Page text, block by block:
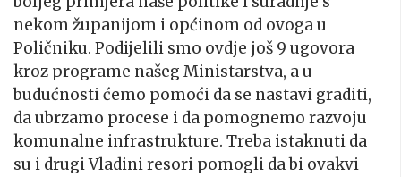
nekom županijom i općinom od ovoga u
Poličniku. Podijelili smo ovdje još 9 ugovora
kroz programe našeg Ministarstva, a u
budućnosti ćemo pomoći da se nastavi graditi,
da ubrzamo procese i da pomognemo razvoju
komunalne infrastrukture. Treba istaknuti da
su i drugi Vladini resori pomogli da bi ovakvi